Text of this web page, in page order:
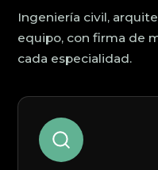
Ingeniería civil,
equipo, con firma de
cada especialidad.